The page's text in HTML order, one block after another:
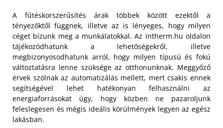
A fűtéskorszerűsítés árak többek között ezektől a
tényezőktől függnek, illetve az is lényeges, hogy milyen
céget bízunk meg a munkálatokkal. Az intherm.hu oldalon
tájékozódhatunk a lehetőségekről, illetve
megbizonyosodhatunk arról, hogy milyen típusú és fokú
változtatásra lenne szüksége az otthonunknak. Meggyőző
érvek szólnak az automatizálás mellett, mert csakis ennek
segítségével lehet hatékonyan felhasználni az
energiaforrásokat úgy, hogy közben ne pazaroljunk
feleslegesen és mégis ideális körülmények legyen az egész
lakásban.